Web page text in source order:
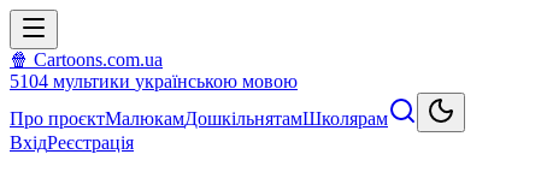
🍿 Cartoons.com.ua
5104 мультики українською мовою
Про проєктМалюкамДошкільнятамШколярам
ВхідРеєстрація